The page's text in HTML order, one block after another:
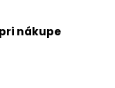
nákupe